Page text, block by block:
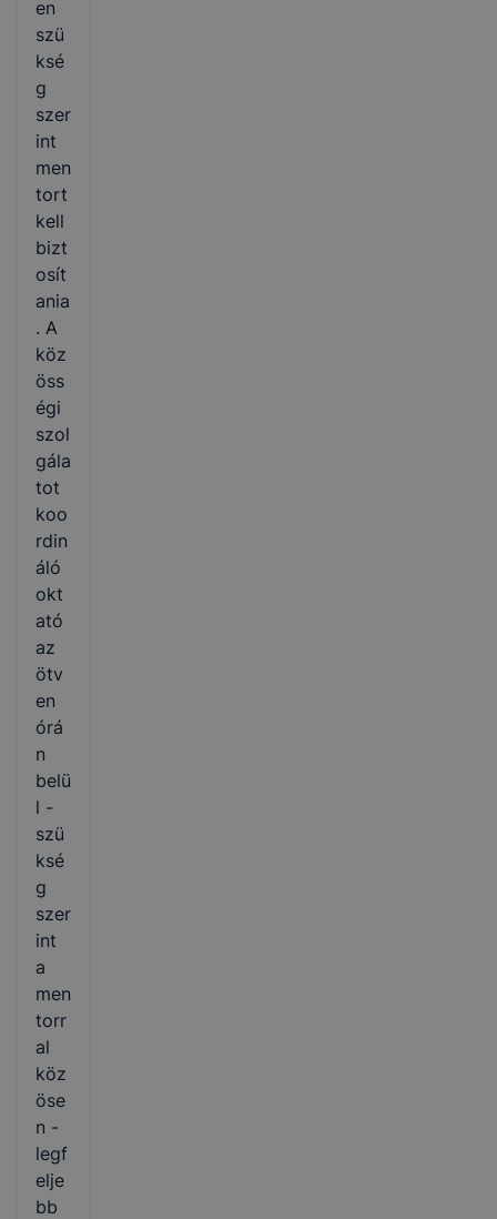
en
szü
ksé
g
szer
int
men
tort
kell
bizt
osít
ania
. A
köz
öss
égi
szol
gála
tot
koo
rdin
áló
okt
ató
az
ötv
en
órá
n
belü
l -
szü
ksé
g
szer
int
a
men
torr
al
köz
öse
n -
legf
elje
bb